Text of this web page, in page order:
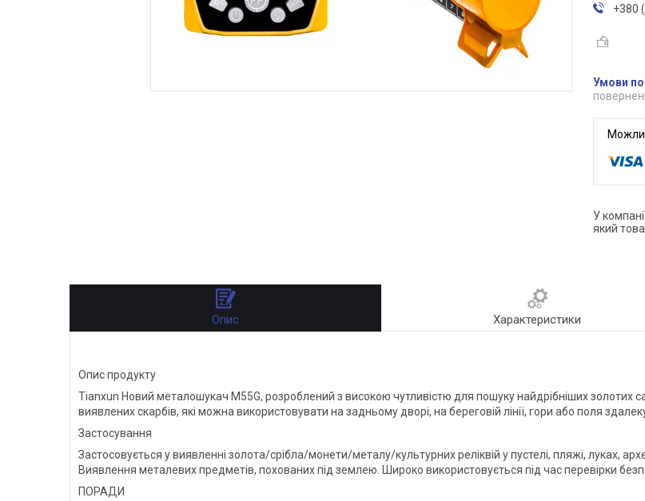
+380
У
який
Опис Характеристики
Опис продукту
Tianxun Новий металошукач M55G, розроблений з високою чутливістю для пошуку найдрібніших золотих
виявлених скарбів, які можна використовувати на задньому дворі, на береговій лінії, гори або поля
Застосування
Застосовується у виявленні золота/срібла/монети/металу/культурних реліквій у пустелі, пляжі, луках,
Виявлення металевих предметів, похованих під землею. Широко використовується під час перевірки
ПОРАДИ